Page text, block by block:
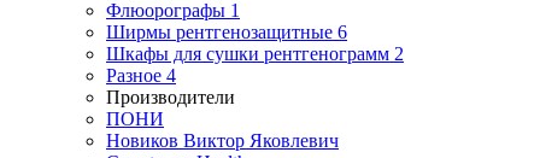
Флюорографы 1
Ширмы рентгенозащитные 6
Шкафы для сушки рентгенограмм 2
Разное 4
Производители
ПОНИ
Новиков Виктор Яковлевич